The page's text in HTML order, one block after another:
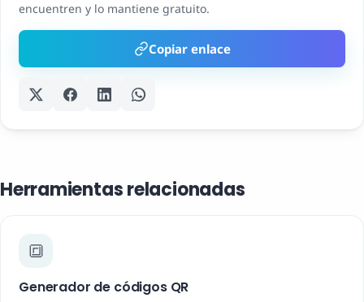
encuentren y lo mantiene gratuito.
Copiar enlace
Herramientas relacionadas
🔳
Generador de códigos QR